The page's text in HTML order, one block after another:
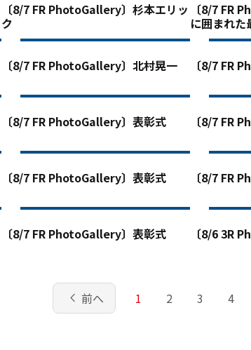
〔8/7 FR PhotoGallery〕杉本エリッ
ク
〔8/7 FR
に囲まれ
〔8/7 FR PhotoGallery〕北村晃一 〔8/7 FR
〔8/7 FR PhotoGallery〕表彰式 〔8/7 FR
〔8/7 FR PhotoGallery〕表彰式 〔8/7 FR
〔8/7 FR PhotoGallery〕表彰式 〔8/6 3R
chevron_left 前へ 1 2 3 4